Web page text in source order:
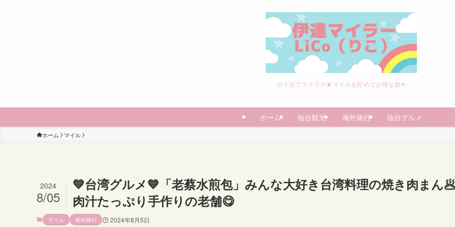
ポイ活でラクラク★マイルを貯めてお得な旅✈
ホーム 仙台観光 海外旅行 仙台グルメ
ホーム マイル
💙台湾グルメ💙「老蔡水煎包」みんな大好き台湾料理の焼き肉まん
肉汁たっぷり手作りの老舗😋
2024
8/05
マイル 海外旅行 2024年8月5日